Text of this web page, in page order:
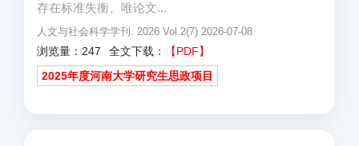
存在标准失衡、唯论文...
人文与社会科学学刊. 2026 Vol.2(7) 2026-07-08
浏览量：247 全文下载：
【PDF】
2025年度河南大学研究生思政项目